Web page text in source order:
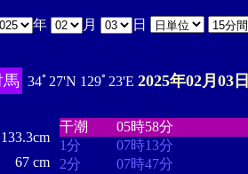
年 月 日
34ﾟ27'N 129ﾟ23'E 2025年02月03
133.3cm
67 cm
干潮
05時58分
1分
07時13分
2分
07時47分